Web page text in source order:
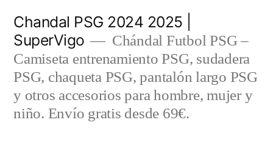
contenido
Chandal PSG 2024 2025 |
SuperVigo
Chándal Futbol PSG –
Camiseta entrenamiento PSG, sudadera
PSG, chaqueta PSG, pantalón largo PSG
y otros accesorios para hombre, mujer y
niño. Envío gratis desde 69€.